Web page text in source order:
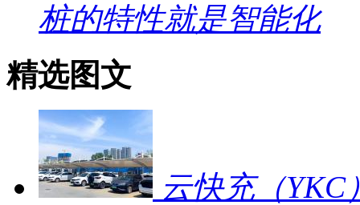
桩的特性就是智能化
精选图文
云快充（YKC